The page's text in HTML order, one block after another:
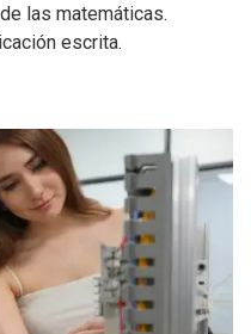
las matemáticas.
escrita.